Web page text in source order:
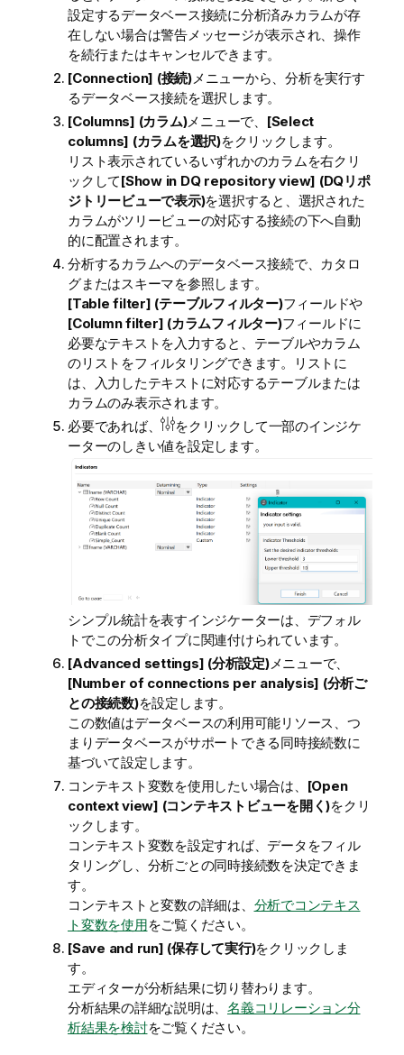
設定するデータベース接続に分析済みカラムが存
在しない場合は警告メッセージが表示され、操作
を続行またはキャンセルできます。
[Connection] (接続)メニューから、分析を実行す
るデータベース接続を選択します。
[Columns] (カラム)メニューで、 [Select
columns] (カラムを選択)をクリックします。
リスト表示されているいずれかのカラムを右クリ
ックして[Show in DQ repository view] (DQリポ
ジトリービューで表示)を選択すると、選択された
カラムがツリービューの対応する接続の下へ自動
的に配置されます。
分析するカラムへのデータベース接続で、カタロ
グまたはスキーマを参照します。
[Table filter] (テーブルフィルター)フィールドや
[Column filter] (カラムフィルター)フィールドに
必要なテキストを入力すると、テーブルやカラム
のリストをフィルタリングできます。リストに
は、入力したテキストに対応するテーブルまたは
カラムのみ表示されます。
必要であれば、
をクリックして一部のインジケ
ーターのしきい値を設定します。
シンプル統計を表すインジケーターは、デフォル
トでこの分析タイプに関連付けられています。
[Advanced settings] (分析設定)メニューで、
[Number of connections per analysis] (分析ご
との接続数)を設定します。
この数値はデータベースの利用可能リソース、つ
まりデータベースがサポートできる同時接続数に
基づいて設定します。
コンテキスト変数を使用したい場合は、 [Open
context view] (コンテキストビューを開く)をクリ
ックします。
コンテキスト変数を設定すれば、データをフィル
タリングし、分析ごとの同時接続数を決定できま
す。
コンテキストと変数の詳細は、 分析でコンテキス
ト変数を使用をご覧ください。
[Save and run] (保存して実行)をクリックしま
す。
エディターが分析結果に切り替わります。
分析結果の詳細な説明は、 名義コリレーション分
析結果を検討をご覧ください。